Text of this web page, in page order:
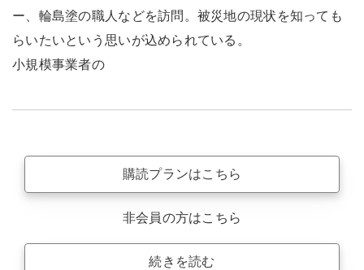
ー、輪島塗の職人などを訪問。被災地の現状を知っても
らいたいという思いが込められている。
小規模事業者の
購読プランはこちら
非会員の方はこちら
続きを読む